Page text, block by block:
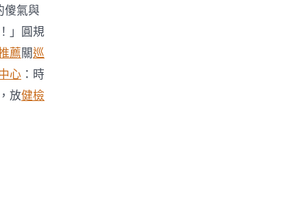
傻氣與
」圓規
薦關巡
心 ：時
放健檢